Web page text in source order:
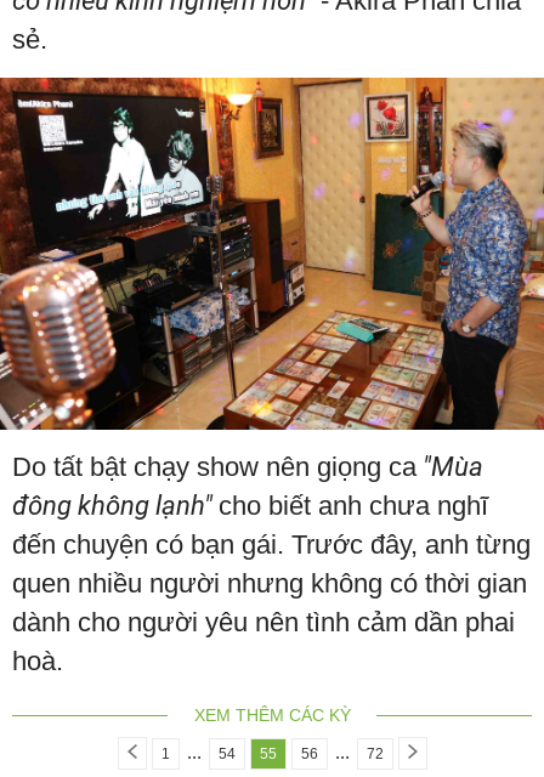
sẻ.
Do tất bật chạy show nên giọng ca"Mùa
đông không lạnh" cho biết anh chưa nghĩ
đến chuyện có bạn gái. Trước đây, anh từng
quen nhiều người nhưng không có thời gian
dành cho người yêu nên tình cảm dần phai
hoà.
XEM THÊM CÁC KỲ
1 ... 54 55 56 ... 72